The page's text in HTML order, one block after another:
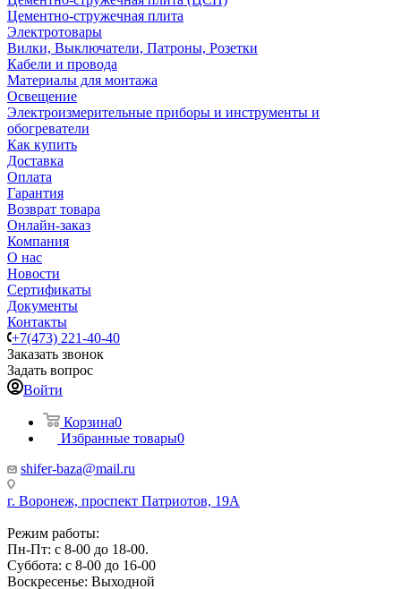
Цементно-стружечная плита
Электротовары
Вилки, Выключатели, Патроны, Розетки
Кабели и провода
Материалы для монтажа
Освещение
Электроизмерительные приборы и инструменты и
обогреватели
Как купить
Доставка
Оплата
Гарантия
Возврат товара
Онлайн-заказ
Компания
О нас
Новости
Сертификаты
Документы
Контакты
+7(473) 221-40-40
Заказать звонок
Задать вопрос
Войти
Корзина0
Избранные товары0
shifer-baza@mail.ru
г. Воронеж, проспект Патриотов, 19А
Режим работы:
Пн-Пт: с 8-00 до 18-00.
Суббота: с 8-00 до 16-00
Воскресенье: Выходной